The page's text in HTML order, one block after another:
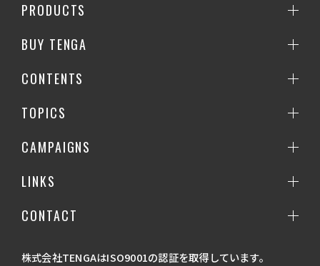
PRODUCTS
BUY TENGA
CONTENTS
TOPICS
CAMPAIGNS
LINKS
CONTACT
株式会社TENGAはISO9001の認証を取得しています。